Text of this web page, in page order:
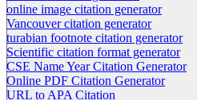
online image citation generator
Vancouver citation generator
turabian footnote citation generator
Scientific citation format generator
CSE Name Year Citation Generator
Online PDF Citation Generator
URL to APA Citation